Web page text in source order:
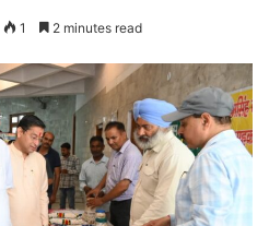
1 2 minutes read